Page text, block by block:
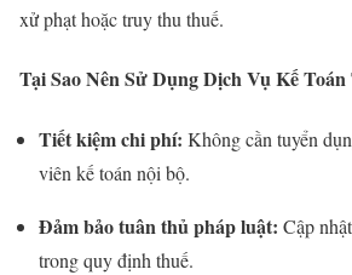
xử phạt hoặc truy thu thuế.
Tại Sao Nên Sử Dụng Dịch Vụ Kế
Tiết kiệm chi phí: Không cần tuyển
viên kế toán nội bộ.
Đảm bảo tuân thủ pháp luật: Cập
trong quy định thuế.